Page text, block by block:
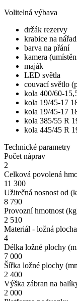
Volitelná výbava
držák rezervy
krabice na
barva na přání
kamera
maják
LED světla
couvací světlo
kola 400/60-
kola 19/45-17
kola 19/45-17
kola 385/55 R
kola 445/45 R
Technické parametry
Počet náprav
2
Celková povolená
11 300
Užitečná nosnost od
8 790
Provozní hmotnost
2 510
Materiál - ložná
4
Délka ložné plochy
7 000
Šířka ložné plochy
2 400
Výška zábran na
2 000